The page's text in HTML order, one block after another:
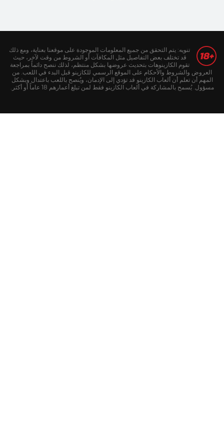
تنويه: يتم التحقق من جميع المعلومات الموجودة على موقعنا بعناية، ومع ذلك
قد تختلف بعض التفاصيل مثل المكافآت أو الشروط من وقت لآخر، حيث
تقوم الكازينوهات بتحديث عروضها بشكل منتظم، لذلك ننصح دائماً بمراجعة
العروض والشروط والأحكام على الموقع الرسمي للكازينو قبل البدء في اللعب. من
المهم أن تعلم أن ألعاب الكازينو قد تؤدي إلى الإدمان، ويُنصح باللعب باعتدال وبشكل
مسؤول. يُسمح بالمشاركة في ألعاب الكازينو فقط لمن تبلغ أعمارهم 18 عاماً أو أكثر.